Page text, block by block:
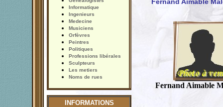
Informatique
Ingenieurs
Medecine
Musiciens
Orfèvres
Peintres
Politiques
Professions libérales
Sculpteurs
Les metiers
Noms de rues
INFORMATIONS
Fernand Aimable